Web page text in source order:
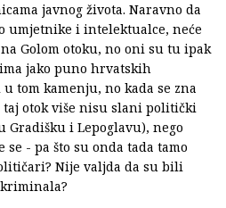
javnog života. Naravno da
umjetnike i intelektualce, neće
Golom otoku, no oni su tu ipak
jako puno hrvatskih
tom kamenju, no kada se zna
taj otok više nisu slani politički
i Lepoglavu), nego
- pa što su onda tada tamo
Nije valjda da su bili